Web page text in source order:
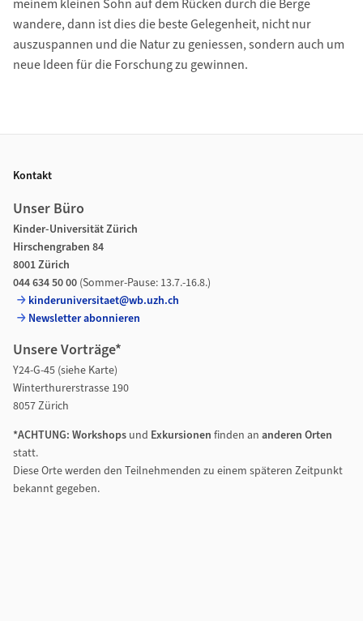
meinem kleinen Sohn auf dem Rücken durch die Berge
wandere, dann ist dies die beste Gelegenheit, nicht nur
auszuspannen und die Natur zu geniessen, sondern auch um
neue Ideen für die Forschung zu gewinnen.
Kontakt
Unser Büro
Kinder-Universität Zürich
Hirschengraben 84
8001 Zürich
044 634 50 00 (Sommer-Pause: 13.7.-16.8.)
kinderuniversitaet@wb.uzh.ch
Newsletter abonnieren
Unsere Vorträge*
Y24-G-45 (siehe Karte)
Winterthurerstrasse 190
8057 Zürich
*ACHTUNG: Workshops und Exkursionen finden an anderen Orten
statt.
Diese Orte werden den Teilnehmenden zu einem späteren Zeitpunkt
bekannt gegeben.